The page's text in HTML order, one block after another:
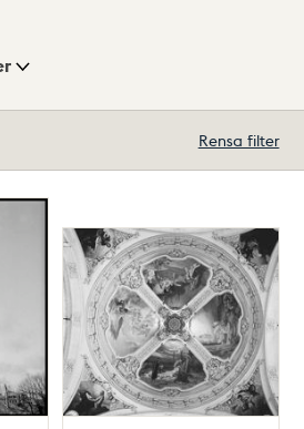
Rensa filter